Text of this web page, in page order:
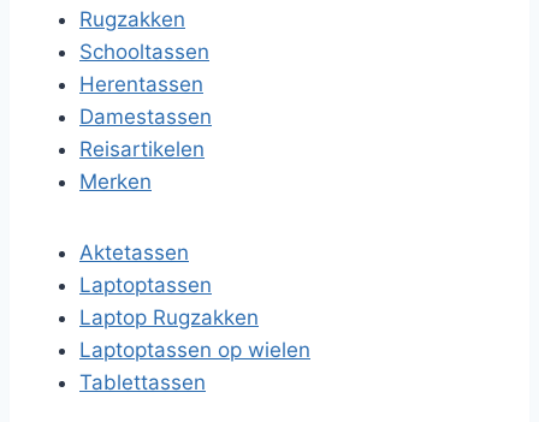
Rugzakken
Schooltassen
Herentassen
Damestassen
Reisartikelen
Merken
Aktetassen
Laptoptassen
Laptop Rugzakken
Laptoptassen op wielen
Tablettassen